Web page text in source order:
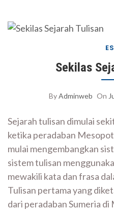
Sekilas
ByAdminweb On
Sejarah tulisan dimulai
ketika peradaban
mulai mengembangkan
sistem tulisan
mewakili kata dan frasa
Tulisan pertama yang
dari peradaban Sumeria